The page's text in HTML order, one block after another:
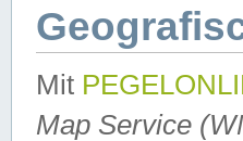
Mit
Map Service